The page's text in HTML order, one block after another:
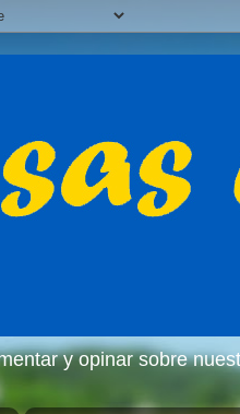
y opinar sobre